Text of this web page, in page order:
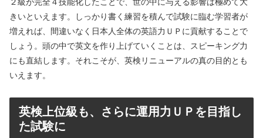
きいといえます。しっかり書く練習を積んで試験に臨む学習者が
増えれば、間違いなく日本人全体の英語力ＵＰに貢献することで
しょう。頭の中で英文を作り上げていくことは、スピーキング力
にも直結します。それこそが、英検リニューアルの真の目的とも
いえます。
英検上位級も、さらに運用力ＵＰを目指し
た試験に